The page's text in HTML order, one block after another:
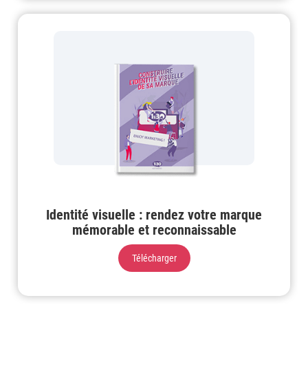
Identité visuelle : rendez votre marque
mémorable et reconnaissable
Télécharger